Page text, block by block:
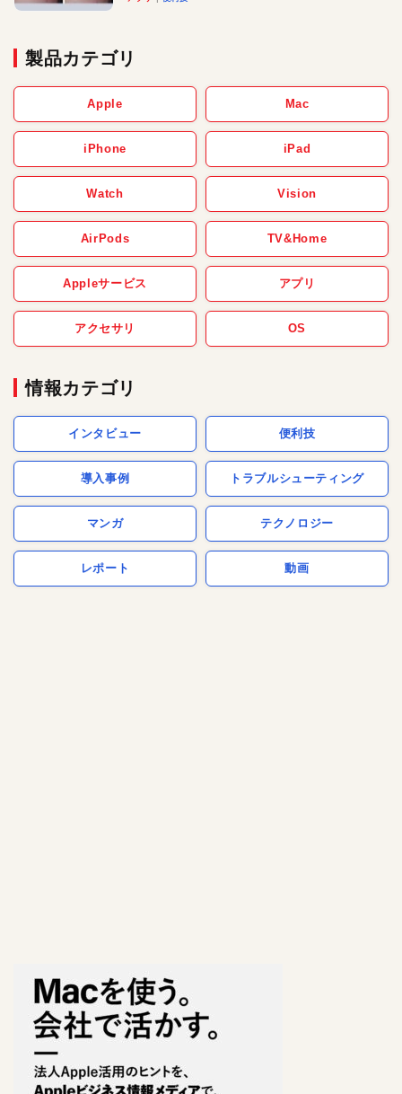
製品カテゴリ
Apple Mac
iPhone iPad
Watch Vision
AirPods TV&Home
Appleサービス アプリ
アクセサリ OS
情報カテゴリ
インタビュー 便利技
導入事例 トラブルシューティング
マンガ テクノロジー
レポート 動画